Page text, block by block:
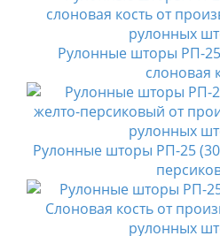
Рулонные шторы РП-
слоновая
Рулонные шторы РП-25